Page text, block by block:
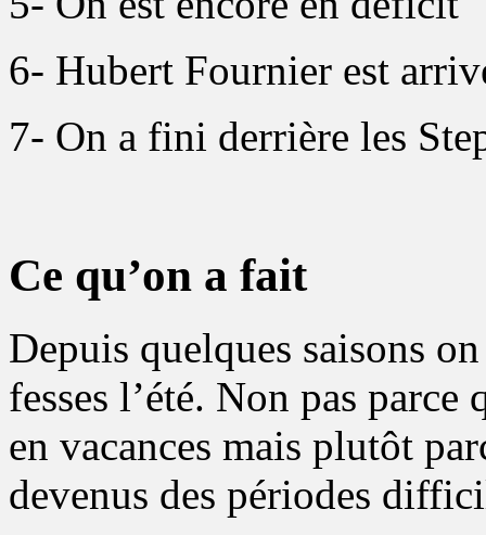
6- Hubert Fournier est
7- On a fini derrière les
Ce qu’on a fait
Depuis quelques saisons
fesses l’été. Non pas parce
en vacances mais plutôt
devenus des périodes